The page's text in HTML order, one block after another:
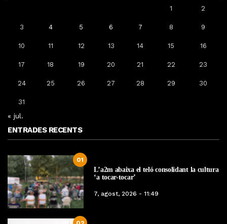
1 2
3 4 5 6 7 8 9
10 11 12 13 14 15 16
17 18 19 20 21 22 23
24 25 26 27 28 29 30
31
« jul.
ENTRADES RECENTS
01
L’a2m abaixa el teló consolidant la cultura
‘a tocar-tocar’
7, agost, 2026 - 11:49